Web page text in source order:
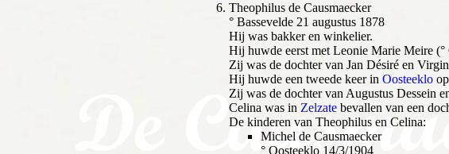
Theophilus de Causmaecker
° Bassevelde 21 augustus 1878
Hij was bakker en winkelier.
Hij huwde eerst met Leonie Marie Meire
Zij was de dochter van Jan Désiré en
Hij huwde een tweede keer in Oosteeklo
Zij was de dochter van Augustus Dessein
Celina was in Zelzate bevallen van een
De kinderen van Theophilus en Celina:
Michel de Causmaecker
° Oosteeklo 14/3/1904